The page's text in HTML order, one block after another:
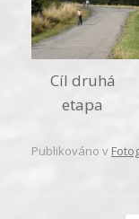
Cíl druhá
etapa
Publikováno v